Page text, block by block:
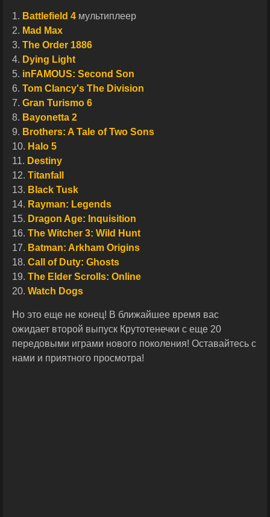
1. Battlefield 4 мультиплеер
2. Mad Max
3. The Order 1886
4. Dying Light
5. inFAMOUS: Second Son
6. Tom Clancy's The Division
7. Gran Turismo 6
8. Bayonetta 2
9. Brothers: A Tale of Two Sons
10. Halo 5
11. Destiny
12. Titanfall
13. Black Tusk
14. Rayman: Legends
15. Dragon Age: Inquisition
16. The Witcher 3: Wild Hunt
17. Batman: Arkham Origins
18. Call of Duty: Ghosts
19. The Elder Scrolls: Online
20. Watch Dogs
Но это еще не конец! В ближайшее время вас
ожидает второй выпуск Крутотенечки с еще 20
передовыми играми нового поколения! Оставайтесь с
нами и приятного просмотра!